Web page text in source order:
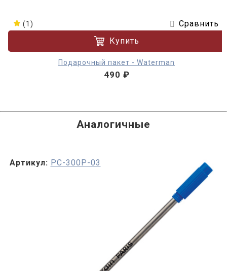
(1)
Сравнить
Купить
Подарочный пакет - Waterman
490 ₽
Аналогичные
Артикул: PC-300P-03